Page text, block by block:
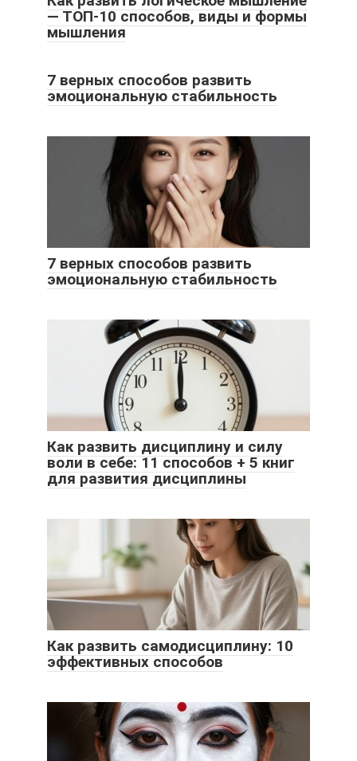
— ТОП-10 способов, виды и формы
мышления
7 верных способов развить
эмоциональную стабильность
7 верных способов развить
эмоциональную стабильность
Как развить дисциплину и силу
воли в себе: 11 способов + 5 книг
для развития дисциплины
Как развить самодисциплину: 10
эффективных способов